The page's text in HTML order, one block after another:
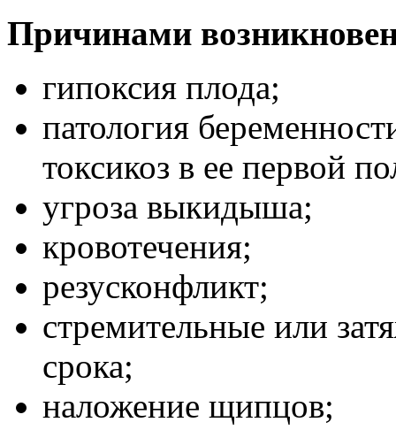
Причинами
гипоксия плода;
патология
токсикоз в ее первой
угроза выкидыша;
кровотечения;
резусконфликт;
стремительные или
срока;
наложение щипцов;